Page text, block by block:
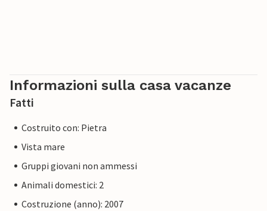
Informazioni sulla casa vacanze
Fatti
Costruito con: Pietra
Vista mare
Gruppi giovani non ammessi
Animali domestici: 2
Costruzione (anno): 2007